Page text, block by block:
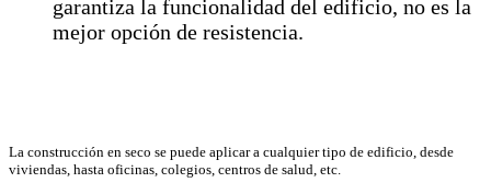
garantiza la funcionalidad del edificio, no es la
mejor opción de resistencia.
La construcción en seco se puede aplicar a cualquier tipo de edificio, desde
viviendas, hasta oficinas, colegios, centros de salud, etc.